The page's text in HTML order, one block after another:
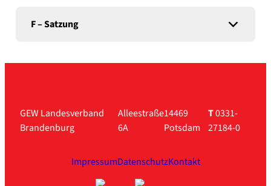
F – Sat­zung
GEW Landesverband
Brandenburg
Alleestraße
6A
14469
Potsdam
T0331-
27184-0
ImpressumDatenschutzKontakt